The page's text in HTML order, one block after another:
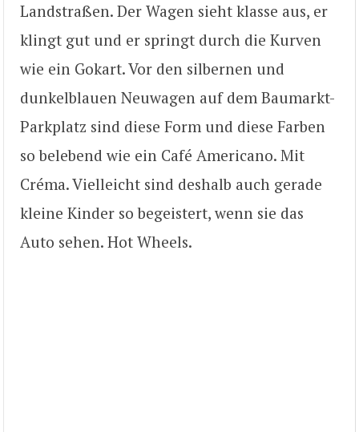
Landstraßen. Der Wagen sieht klasse aus, er
klingt gut und er springt durch die Kurven
wie ein Gokart. Vor den silbernen und
dunkelblauen Neuwagen auf dem Baumarkt-
Parkplatz sind diese Form und diese Farben
so belebend wie ein Café Americano. Mit
Créma. Vielleicht sind deshalb auch gerade
kleine Kinder so begeistert, wenn sie das
Auto sehen. Hot Wheels.